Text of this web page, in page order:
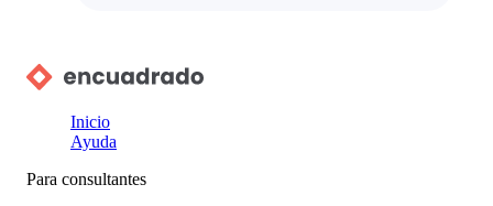
Inicio
Ayuda
Para consultantes